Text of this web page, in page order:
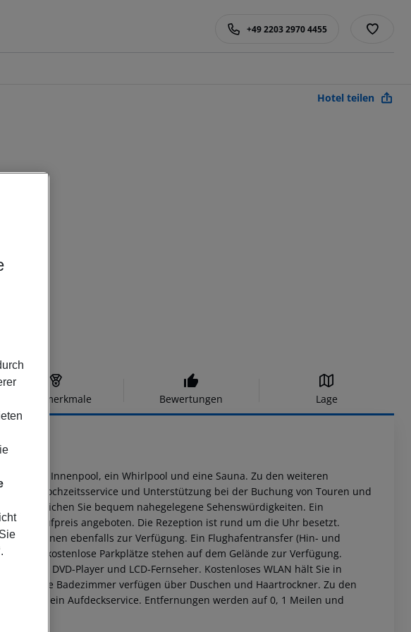
+49 2203 2970 4455
Hotel teilen
Hotelmerkmale Bewertungen Lage
ein Innenpool, ein Whirlpool und eine Sauna. Zu den weiteren
Hochzeitsservice und Unterstützung bei der Buchung von Touren und
erreichen Sie bequem nahegelegene Sehenswürdigkeiten. Ein
Aufpreis angeboten. Die Rezeption ist rund um die Uhr besetzt.
Ihnen ebenfalls zur Verfügung. Ein Flughafentransfer (Hin- und
und kostenlose Parkplätze stehen auf dem Gelände zur Verfügung.
mit DVD-Player und LCD-Fernseher. Kostenloses WLAN hält Sie in
Die Badezimmer verfügen über Duschen und Haartrockner. Zu den
und ein Aufdeckservice. Entfernungen werden auf 0, 1 Meilen und
.